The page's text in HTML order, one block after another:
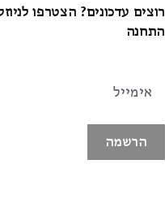
רוצים עדכונים? הצטרפו
התחנה
הרשמה